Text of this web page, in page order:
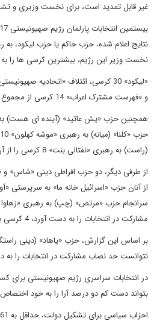
غیر قابل تمدید است، برای نخست وزیری و
نتایج اعلام شده، حزب حاکم یا حزب لیکود، به
نخست وزیر این رژیم، بیشترین کرسی ها را
و «فهرست مشترک اعراب» 14 کرسی از مجموع 120 کرسی را به دست آوردند.
(راست) به رهبری «نفتالی بنت» 8 کرسی را از آنِ خود کردند.
سرانجام حزب «مرتص» (چپ) به رهبری
مشارکت در انتخابات را به دست آورد، 4 کرسی به دست آورد.
بر اساس این گزارش، حزب «یاهاد» (دینی
نتوانست حد نصاب مشارکت در انتخابات را به
در انتخابات سراسری رژیم صهیونیستی
بتواند دست کم دو درصد آرا را به خود